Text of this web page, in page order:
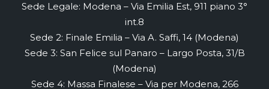
Sede Legale: Modena – Via Emilia Est, 911 piano 3°
int.8
Sede 2: Finale Emilia – Via A. Saffi, 14 (Modena)
Sede 3: San Felice sul Panaro – Largo Posta, 31/B
(Modena)
Sede 4: Massa Finalese – Via per Modena, 266